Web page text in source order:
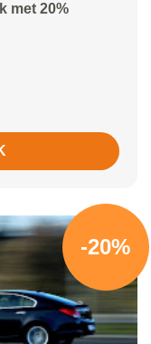
met 20%
-20%